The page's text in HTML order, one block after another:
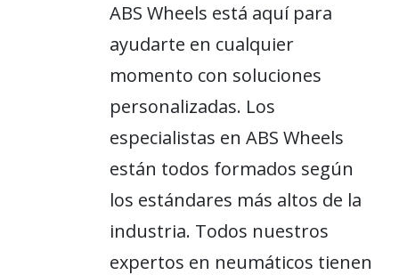
ABS Wheels está aquí para
ayudarte en cualquier
momento con soluciones
personalizadas. Los
especialistas en ABS Wheels
están todos formados según
los estándares más altos de la
industria. Todos nuestros
expertos en neumáticos tienen